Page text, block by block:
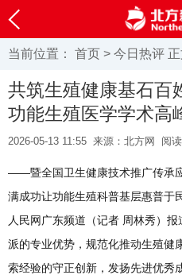
当前位置： 首页 > 今日热评
共筑生殖健康基石百
功能生殖医学学术高
2026-05-13 11:55 来源：北方网 阅
——暨全国卫生健康技术推广传承
满成功让功能生殖科普基层惠普于
人民网广东频道（记者 周林秀）
派的专业优势，规范化推动生殖健
索经验的守正创新，发扬先进优秀